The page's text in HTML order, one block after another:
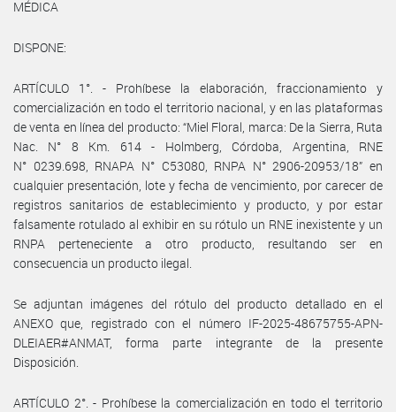
MÉDICA
DISPONE:
ARTÍCULO 1°. - Prohíbese la elaboración, fraccionamiento y
comercialización en todo el territorio nacional, y en las plataformas
de venta en línea del producto: “Miel Floral, marca: De la Sierra, Ruta
Nac. N° 8 Km. 614 - Holmberg, Córdoba, Argentina, RNE
N° 0239.698, RNAPA N° C53080, RNPA N° 2906-20953/18” en
cualquier presentación, lote y fecha de vencimiento, por carecer de
registros sanitarios de establecimiento y producto, y por estar
falsamente rotulado al exhibir en su rótulo un RNE inexistente y un
RNPA perteneciente a otro producto, resultando ser en
consecuencia un producto ilegal.
Se adjuntan imágenes del rótulo del producto detallado en el
ANEXO que, registrado con el número IF-2025-48675755-APN-
DLEIAER#ANMAT, forma parte integrante de la presente
Disposición.
ARTÍCULO 2°. - Prohíbese la comercialización en todo el territorio